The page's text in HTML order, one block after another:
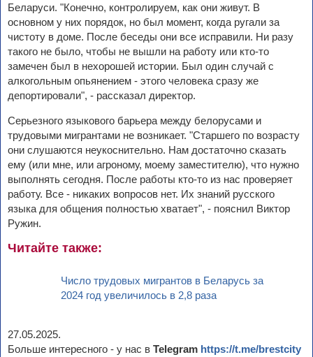
Беларуси. "Конечно, контролируем, как они живут. В
основном у них порядок, но был момент, когда ругали за
чистоту в доме. После беседы они все исправили. Ни разу
такого не было, чтобы не вышли на работу или кто-то
замечен был в нехорошей истории. Был один случай с
алкогольным опьянением - этого человека сразу же
депортировали", - рассказал директор.
Серьезного языкового барьера между белорусами и
трудовыми мигрантами не возникает. "Старшего по возрасту
они слушаются неукоснительно. Нам достаточно сказать
ему (или мне, или агроному, моему заместителю), что нужно
выполнять сегодня. После работы кто-то из нас проверяет
работу. Все - никаких вопросов нет. Их знаний русского
языка для общения полностью хватает", - пояснил Виктор
Ружин.
Читайте также:
Число трудовых мигрантов в Беларусь за
2024 год увеличилось в 2,8 раза
27.05.2025.
Больше интересного - у нас в Telegram https://t.me/brestcity